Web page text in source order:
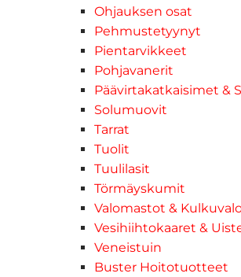
Ohjauksen osat
Pehmustetyynyt
Pientarvikkeet
Pohjavanerit
Päävirtakatkaisimet &
Solumuovit
Tarrat
Tuolit
Tuulilasit
Törmäyskumit
Valomastot &
Vesihiihtokaaret &
Veneistuin
Buster Hoitotuotteet